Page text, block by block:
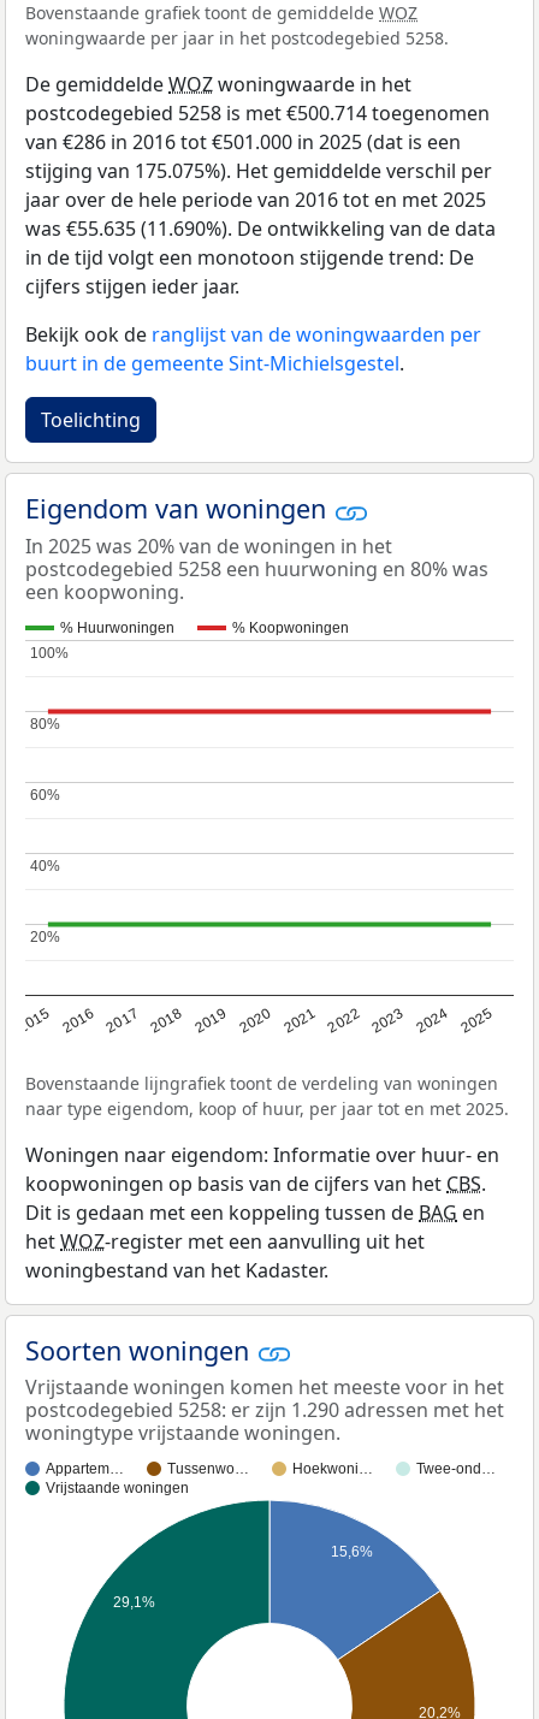
Bovenstaande grafiek toont de gemiddelde WOZ
woningwaarde per jaar in het postcodegebied 5258.
De gemiddeldeWOZwoningwaarde in het
postcodegebied 5258 is met €500.714 toegenomen
van €286 in 2016 tot €501.000 in 2025 (dat is een
stijging van 175.075%). Het gemiddelde verschil per
jaar over de hele periode van 2016 tot en met 2025
was €55.635 (11.690%). De ontwikkeling van de data
in de tijd volgt een monotoon stijgende trend: De
cijfers stijgen ieder jaar.
Bekijk ook de ranglijst van de woningwaarden per
buurt in de gemeente Sint-Michielsgestel.
Toelichting
Eigendom van woningen
In 2025 was 20% van de woningen in het
postcodegebied 5258 een huurwoning en 80% was
een koopwoning.
% Huurwoningen % Koopwoningen
2015 2016 2017 2018 2019 2020 2021 2022 2023 2024 2025
20%
20%
40%
40%
60%
60%
80%
80%
100%
100%
Bovenstaande lijngrafiek toont de verdeling van woningen
naar type eigendom, koop of huur, per jaar tot en met 2025.
Woningen naar eigendom: Informatie over huur- en
koopwoningen op basis van de cijfers van het CBS.
Dit is gedaan met een koppeling tussen de BAG en
hetWOZ-register met een aanvulling uit het
woningbestand van het Kadaster.
Soorten woningen
Vrijstaande woningen komen het meeste voor in het
postcodegebied 5258: er zijn 1.290 adressen met het
woningtype vrijstaande woningen.
Appartem… Tussenwo… Hoekwoni…
Twee-ond…
Vrijstaande woningen
15,6%
20,2%
29,1%